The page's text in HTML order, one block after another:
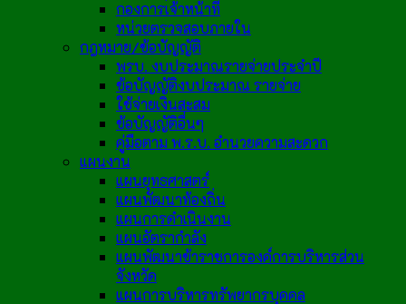
กองการเจ้าหน้าที่
หน่วยตรวจสอบภายใน
กฎหมาย/ข้อบัญญัติ
พรบ. งบประมาณรายจ่ายประจำปี
ข้อบัญญัติงบประมาณ รายจ่าย
ใช้จ่ายเงินสะสม
ข้อบัญญัติอื่นๆ
คู่มือตาม พ.ร.บ. อำนวยความสะดวก
แผนงาน
แผนยุทธศาสตร์
แผนพัฒนาท้องถิ่น
แผนการดำเนินงาน
แผนอัตรากำลัง
แผนพัฒนาข้าราชการองค์การบริหารส่วน
จังหวัด
แผนการบริหารทรัพยากรบุคคล